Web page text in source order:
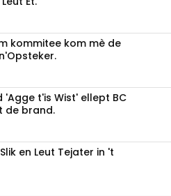
kommitee kom mè de
'Agge t'is Wist' ellept BC
de brand.
en Leut Tejater in 't